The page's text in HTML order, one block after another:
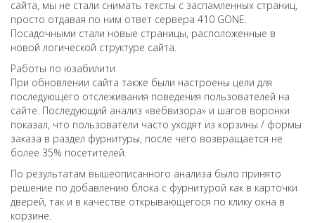
сайта, мы не стали снимать тексты с заспамленных страниц,
просто отдавая по ним ответ сервера 410 GONE.
Посадочными стали новые страницы, расположенные в
новой логической структуре сайта.
Работы по юзабилити
При обновлении сайта также были настроены цели для
последующего отслеживания поведения пользователей на
сайте. Последующий анализ «вебвизора» и шагов воронки
показал, что пользователи часто уходят из корзины / формы
заказа в раздел фурнитуры, после чего возвращается не
более 35% посетителей.
По результатам вышеописанного анализа было принято
решение по добавлению блока с фурнитурой как в карточки
дверей, так и в качестве открывающегося по клику окна в
корзине.